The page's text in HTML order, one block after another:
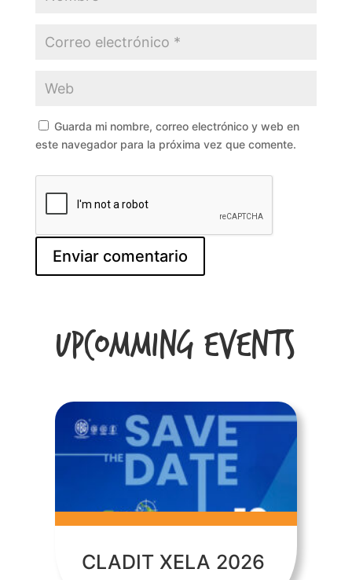
Guarda mi nombre, correo electrónico y web en
este navegador para la próxima vez que comente.
Upcomming Events
CLADIT XELA 2026